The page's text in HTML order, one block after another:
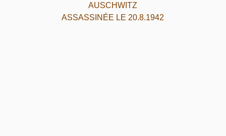
AUSCHWITZ
ASSASSINÉE LE 20.8.1942